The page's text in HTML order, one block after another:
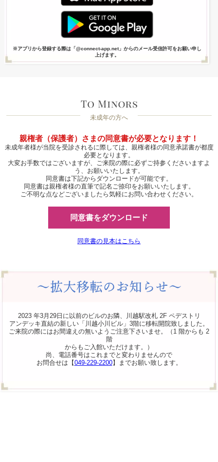
※アプリから登録する際は「@connect-app.net」からのメール受信許可をお願い申し
上げます。
未成年の方へ
親権者（保護者）さまの同意書が必要となります！
未成年者様が当院を受診されるに際しては、親権者様の同意承諾書が都度
必要となります。
大変お手数ではございますが、ご来院の際に必ずご持参くださいますよ
う、お願いいたします。
同意書は下記からダウンロードが可能です。
同意書は親権者様の直筆で記名ご捺印をお願いいたします。
ご不明な点などございましたら気軽にお問い合わせください。
同意書をダウンロード
同意書の見本はこちら
2023 年3月29日に以前のビルのお隣、川越駅改札 2F ペデストリ
アンデッキ直結の新しい「川越小川ビル」3階に移転開院致しました。
ご来院の際にはお間違えの無いようご注意下さいませ。（1 階からも 2
階
からもご入館いただけます。）
尚、電話番号はこれまでと変わりませんので
お問合せは【049-229-2200】までお願い致します。